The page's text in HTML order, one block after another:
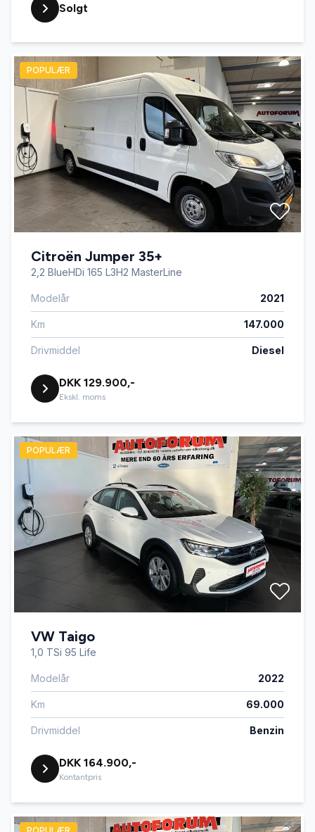
Solgt
POPULÆR
Citroën Jumper 35+
2,2 BlueHDi 165 L3H2 MasterLine
Modelår 2021
Km 147.000
Drivmiddel Diesel
DKK 129.900,-
Ekskl. moms
POPULÆR
VW Taigo
1,0 TSi 95 Life
Modelår 2022
Km 69.000
Drivmiddel Benzin
DKK 164.900,-
Kontantpris